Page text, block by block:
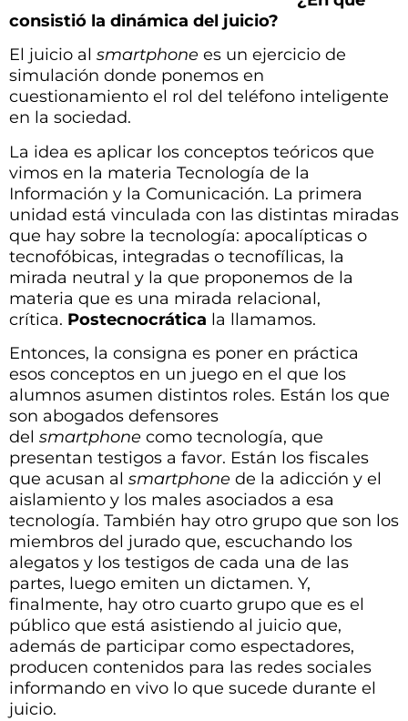
consistió la dinámica del juicio?
El juicio al smartphone es un ejercicio de
simulación donde ponemos en
cuestionamiento el rol del teléfono inteligente
en la sociedad.
La idea es aplicar los conceptos teóricos que
vimos en la materia Tecnología de la
Información y la Comunicación. La primera
unidad está vinculada con las distintas miradas
que hay sobre la tecnología: apocalípticas o
tecnofóbicas, integradas o tecnofílicas, la
mirada neutral y la que proponemos de la
materia que es una mirada relacional,
crítica. Postecnocrática la llamamos.
Entonces, la consigna es poner en práctica
esos conceptos en un juego en el que los
alumnos asumen distintos roles. Están los que
son abogados defensores
del smartphone como tecnología, que
presentan testigos a favor. Están los fiscales
que acusan al smartphone de la adicción y el
aislamiento y los males asociados a esa
tecnología. También hay otro grupo que son los
miembros del jurado que, escuchando los
alegatos y los testigos de cada una de las
partes, luego emiten un dictamen. Y,
finalmente, hay otro cuarto grupo que es el
público que está asistiendo al juicio que,
además de participar como espectadores,
producen contenidos para las redes sociales
informando en vivo lo que sucede durante el
juicio.